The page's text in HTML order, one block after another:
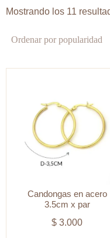
Mostrando los 11
Candongas en acero
3.5cm x par
$ 3.000